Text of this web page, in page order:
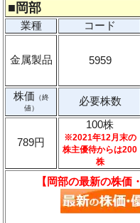
■ 岡部
業種 コード
金属製品 5959
株価 （終
値）
必要株数
789円
100株
※2021年12月末の
株主優待からは200
株
【岡部の最新の株価